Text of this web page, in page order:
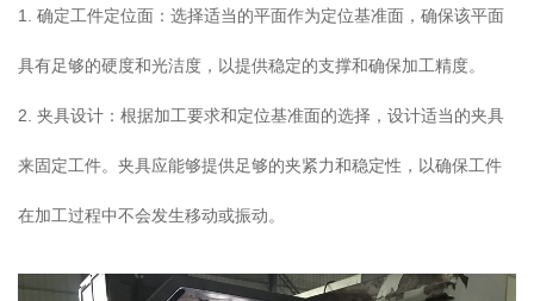
1. 确定工件定位面：选择适当的平面作为定位基准面，确保该平面
具有足够的硬度和光洁度，以提供稳定的支撑和确保加工精度。
2. 夹具设计：根据加工要求和定位基准面的选择，设计适当的夹具
来固定工件。夹具应能够提供足够的夹紧力和稳定性，以确保工件
在加工过程中不会发生移动或振动。